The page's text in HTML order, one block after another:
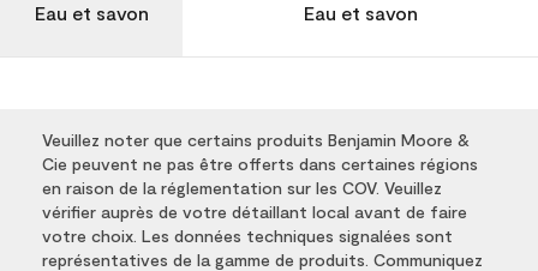
Eau et savon Eau et savon
Veuillez noter que certains produits Benjamin Moore &
Cie peuvent ne pas être offerts dans certaines régions
en raison de la réglementation sur les COV. Veuillez
vérifier auprès de votre détaillant local avant de faire
votre choix. Les données techniques signalées sont
représentatives de la gamme de produits. Communiquez